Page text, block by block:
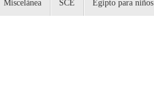
Miscelánea SCE Egipto para niños